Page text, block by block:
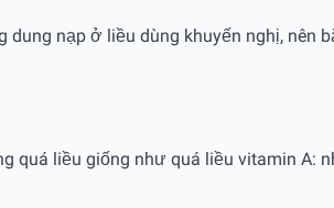
dung nạp ở liều dùng khuyến nghị,
quá liều giống như quá liều vitamin A: